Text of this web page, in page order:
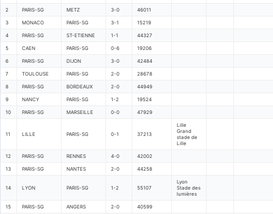
2 PARIS-SG METZ 3-0 46011
3 MONACO PARIS-SG 3-1 15219
4 PARIS-SG ST-ETIENNE 1-1 44327
5 CAEN PARIS-SG 0-6 19206
6 PARIS-SG DIJON 3-0 42484
7 TOULOUSE PARIS-SG 2-0 28678
8 PARIS-SG BORDEAUX 2-0 44949
9 NANCY PARIS-SG 1-2 19524
10 PARIS-SG MARSEILLE 0-0 47929
11 LILLE PARIS-SG 0-1 37213
Lille
Grand
stade de
Lille
12 PARIS-SG RENNES 4-0 42002
13 PARIS-SG NANTES 2-0 44258
14 LYON PARIS-SG 1-2 55107
Lyon
Stade des
lumières
15 PARIS-SG ANGERS 2-0 40599